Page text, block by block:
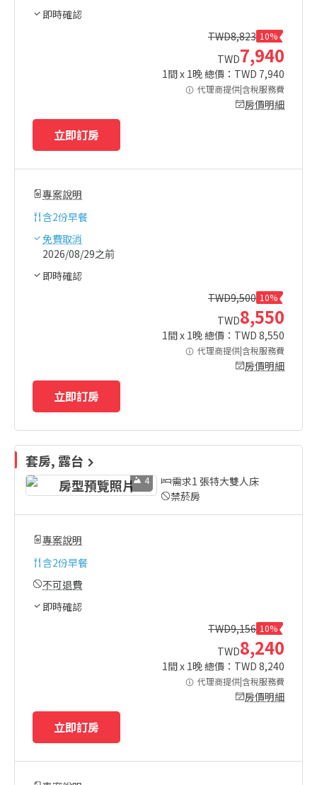
即時確認
TWD8,823 10%
TWD7,940
1間 x 1晚 總價：TWD 7,940
代理商提供|含稅服務費
房價明細
立即訂房
專案說明
含2份早餐
免費取消
2026/08/29之前
即時確認
TWD9,500 10%
TWD8,550
1間 x 1晚 總價：TWD 8,550
代理商提供|含稅服務費
房價明細
立即訂房
套房, 露台
4
需求1 張特大雙人床
禁菸房
專案說明
含2份早餐
不可退費
即時確認
TWD9,156 10%
TWD8,240
1間 x 1晚 總價：TWD 8,240
代理商提供|含稅服務費
房價明細
立即訂房